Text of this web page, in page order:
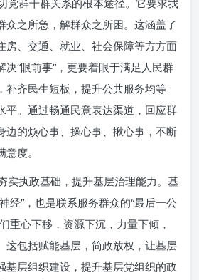
党群干群关系的根本途径。它要求我
众之所急，解群众之所困。这涵盖了
房、交通、就业、社会保障等方方面
“眼前事”，更要着眼于满足人民群
补齐民生短板，提升公共服务均等
平。通过畅通民意表达渠道，回应群
边的烦心事、操心事、揪心事，不断
度。
实执政基础，提升基层治理能力。基
经”，也是联系服务群众的“最后一公
重心下移，资源下沉，力量下倾，
这包括赋能基层，简政放权，让基层
基层组织建设，提升基层党组织的政